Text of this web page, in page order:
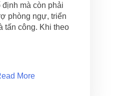
định mà còn phải
phòng ngự, triển
tấn công. Khi theo
More